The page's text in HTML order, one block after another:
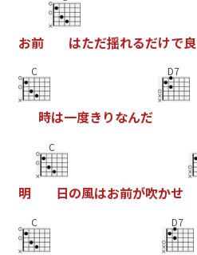
お前 はただ揺れるだけで良
C
時は一度き りなんだ
D7
明
C
日の風はお前が吹かせ
C D7